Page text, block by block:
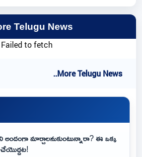
Telugu News
to fetch
..More Telugu News
అందంగా మార్చాలనుకుంటున్నారా? ఈ ఒక్క
చేయొద్దట!